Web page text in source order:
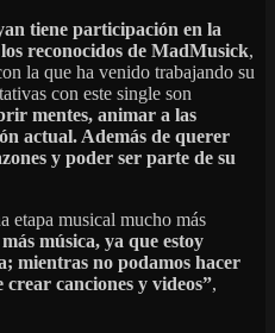
tiene participación en la
reconocidos de MadMusick,
la que ha venido trabajando su
con este single son
mentes, animar a las
actual. Además de querer
y poder ser parte de su
etapa musical mucho más
música, ya que estoy
mientras no podamos hacer
canciones y videos”,